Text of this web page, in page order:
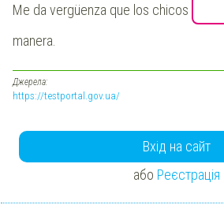
Me da vergüenza que los chicos
manera.
Джерела:
https://testportal.gov.ua/
Вхід на сайт
або Реєстрація